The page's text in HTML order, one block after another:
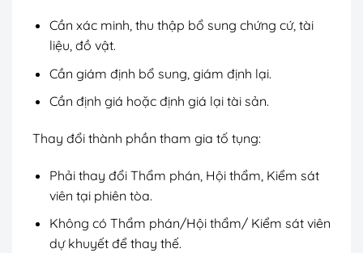
Cần xác minh, thu thập bổ sung chứng cứ, tài
liệu, đồ vật.
Cần giám định bổ sung, giám định lại.
Cần định giá hoặc định giá lại tài sản.
Thay đổi thành phần tham gia tố tụng:
Phải thay đổi Thẩm phán, Hội thẩm, Kiểm sát
viên tại phiên tòa.
Không có Thẩm phán/Hội thẩm/ Kiểm sát viên
dự khuyết để thay thế.